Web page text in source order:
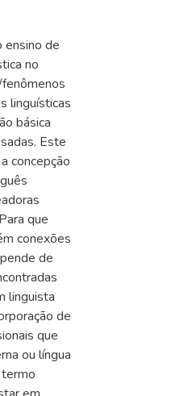
ensino de
no
linguísticas
básica
Este
concepção
que
conexões
de
linguista
de
que
ou língua